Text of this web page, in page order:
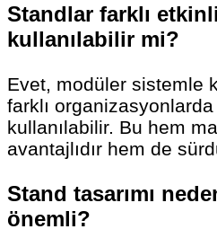
Standlar farklı
kullanılabilir mi?
Evet, modüler sistemle
farklı
kullanılabilir. Bu hem
avantajlıdır hem de
Stand tasarımı
önemli?